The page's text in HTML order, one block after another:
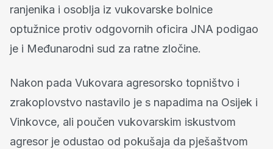
ranjenika i osoblja iz vukovarske bolnice
optužnice protiv odgovornih oficira JNA podigao
je i Međunarodni sud za ratne zločine.
Nakon pada Vukovara agresorsko topništvo i
zrakoplovstvo nastavilo je s napadima na Osijek i
Vinkovce, ali poučen vukovarskim iskustvom
agresor je odustao od pokušaja da pješaštvom